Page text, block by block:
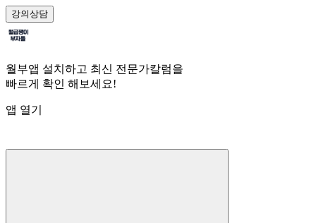
강의상담
월부앱 설치하고 최신 전문가칼럼을
빠르게 확인 해보세요!
앱 열기